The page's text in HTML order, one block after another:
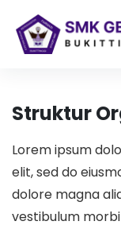
Struktur
Lorem ipsum
elit, sed do
dolore magna
vestibulum